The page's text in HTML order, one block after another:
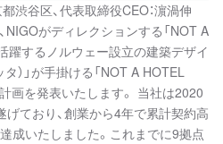
渋谷区、代表取締役CEO：濵渦伸
NIGOがディレクションする「NOT A
躍するノルウェー設立の建築デザイ
）」が手掛ける「NOT A HOTEL
画を発表いたします。 当社は2020
げており、創業から4年で累計契約高
成いたしました。これまでに9拠点